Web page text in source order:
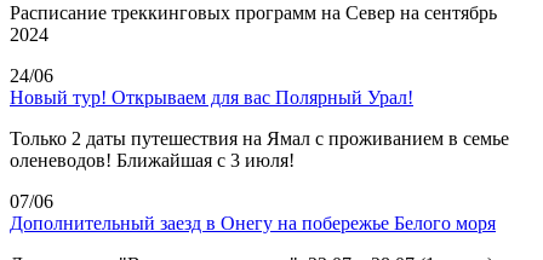
Расписание треккинговых программ на Север на сентябрь
2024
24/06
Новый тур! Открываем для вас Полярный Урал!
Только 2 даты путешествия на Ямал с проживанием в семье
оленеводов! Ближайшая с 3 июля!
07/06
Дополнительный заезд в Онегу на побережье Белого моря